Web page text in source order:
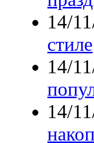
14/
стиле
14/
14/